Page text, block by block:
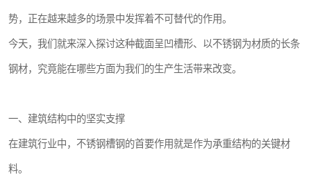
势，正在越来越多的场景中发挥着不可替代的作用。
今天，我们就来深入探讨这种截面呈凹槽形、以不锈钢为材质的长条
钢材，究竟能在哪些方面为我们的生产生活带来改变。
一、建筑结构中的坚实支撑
在建筑行业中，不锈钢槽钢的首要作用就是作为承重结构的关键材
料。